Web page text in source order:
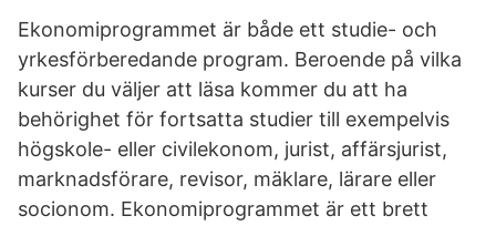
Ekonomiprogrammet är både ett studie- och
yrkesförberedande program. Beroende på vilka
kurser du väljer att läsa kommer du att ha
behörighet för fortsatta studier till exempelvis
högskole- eller civilekonom, jurist, affärsjurist,
marknadsförare, revisor, mäklare, lärare eller
socionom. Ekonomiprogrammet är ett brett